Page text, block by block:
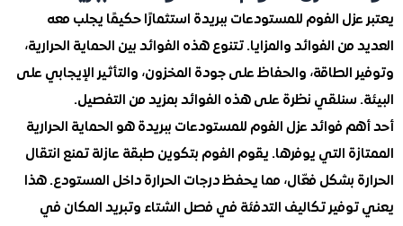
الفوم للمستودعات ببريدة استثمارًا حكيمًا يجلب معه
الفوائد والمزايا. تتنوع هذه الفوائد بين الحماية الحرارية،
الطاقة، والحفاظ على جودة المخزون، والتأثير الإيجابي على
سنلقي نظرة على هذه الفوائد بمزيد من التفصيل.
فوائد عزل الفوم للمستودعات ببريدة هو الحماية الحرارية
التي يوفرها. يقوم الفوم بتكوين طبقة عازلة تمنع انتقال
بشكل فعّال، مما يحفظ درجات الحرارة داخل المستودع. هذا
تكاليف التدفئة في فصل الشتاء وتبريد المكان في